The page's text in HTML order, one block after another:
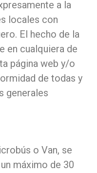
a la
locales con
El hecho de la
en cualquiera de
página web y/o
de todas y
generales
o Van, se
máximo de 30